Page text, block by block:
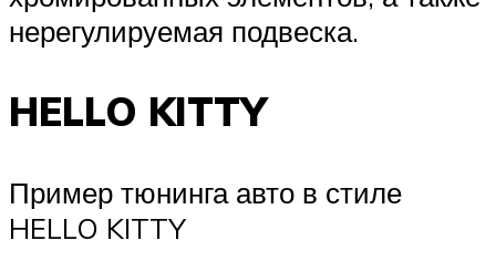
нерегулируемая подвеска.
HELLO KITTY
Пример тюнинга авто в стиле
HELLO KITTY